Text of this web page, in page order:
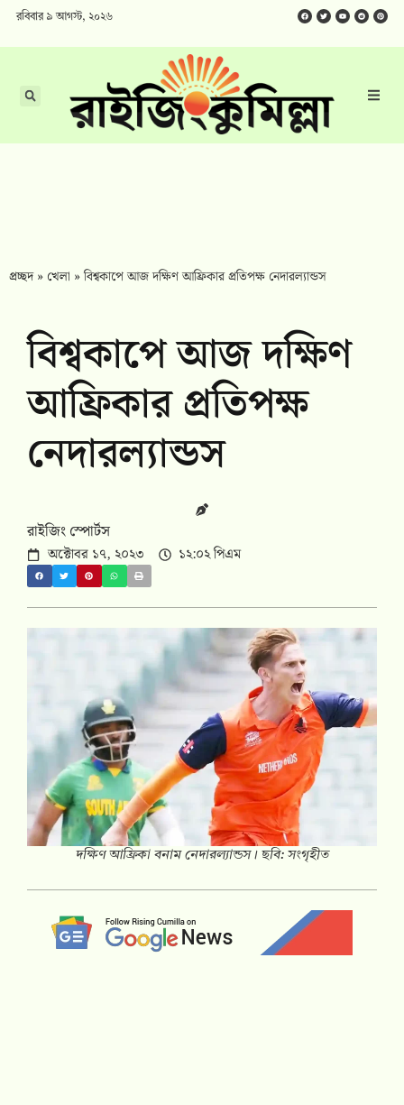
রবিবার ৯ আগস্ট, ২০২৬
প্রচ্ছদ» খেলা »বিশ্বকাপে আজ দক্ষিণ আফ্রিকার প্রতিপক্ষ নেদারল্যান্ডস
বিশ্বকাপে আজ দক্ষিণ
আফ্রিকার প্রতিপক্ষ
নেদারল্যান্ডস
রাইজিং স্পোর্টস
অক্টোবর ১৭, ২০২৩ ১২:০২ পিএম
দক্ষিণ আফ্রিকা বনাম নেদারল্যান্ডস। ছবি: সংগৃহীত